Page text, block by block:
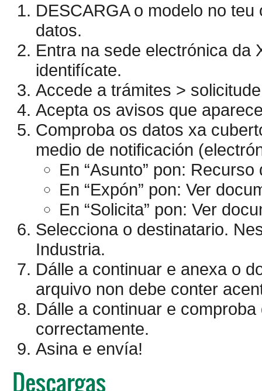
DESCARGA o modelo no
datos.
Entra na sede electrónica da
identifícate.
Accede a trámites >
Acepta os avisos que
Comproba os datos xa
medio de notificación
En “Asunto” pon: Recurso
En “Expón” pon: Ver
En “Solicita” pon: Ver
Selecciona o destinatario.
Industria.
Dálle a continuar e anexa o
arquivo non debe conter
Dálle a continuar e
correctamente.
Asina e envía!
Descargas